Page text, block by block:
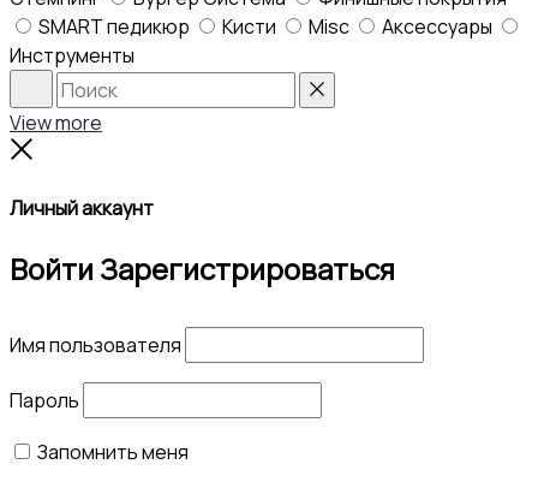
SMART педикюр
Кисти Misc
Аксессуары
Инструменты
Search Reset
View more
Личный аккаунт
ВойтиЗарегистрироваться
Имя пользователя
Пароль
Запомнить меня